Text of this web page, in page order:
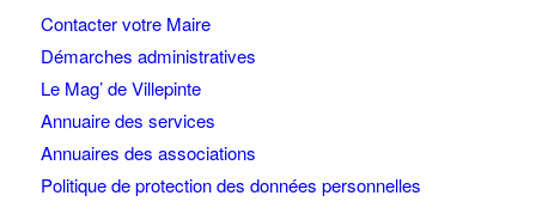
Contacter votre Maire
Démarches administratives
Le Mag’ de Villepinte
Annuaire des services
Annuaires des associations
Politique de protection des données personnelles